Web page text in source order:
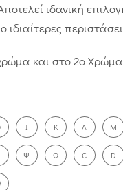
ιδανική
ιδιαίτερες
και στο 2ο
Ι Κ Λ Μ
Ψ Ω C D